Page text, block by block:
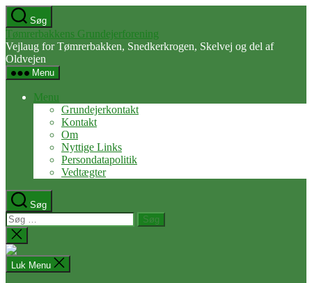
Spring
til
indholdet
Søg
Tømrerbakkens Grundejerforening
Vejlaug for Tømrerbakken, Snedkerkrogen, Skelvej og del af
Oldvejen
Menu
Menu
Grundejerkontakt
Kontakt
Om
Nyttige Links
Persondatapolitik
Vedtægter
Søg
Søg
efter:
Luk
søgning
Luk Menu